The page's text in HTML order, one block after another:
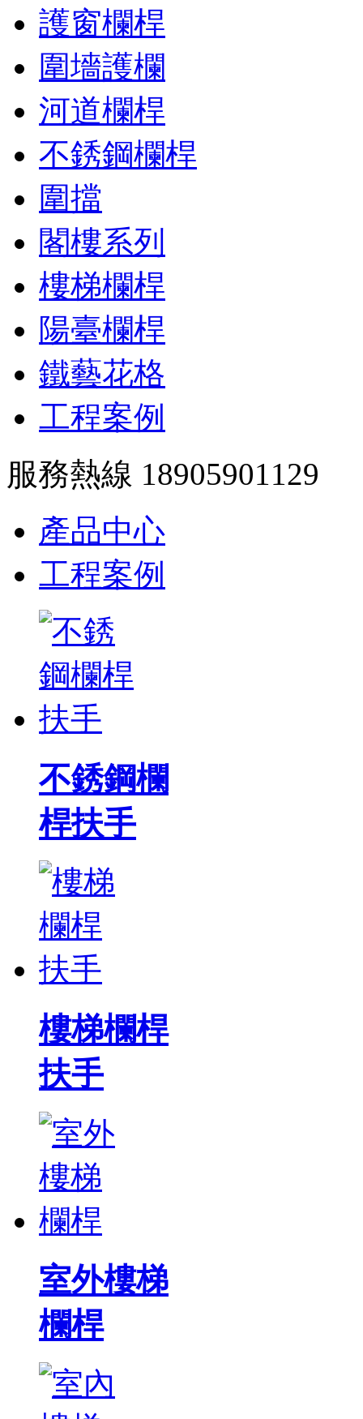
護窗欄桿
圍墻護欄
河道欄桿
不銹鋼欄桿
圍擋
閣樓系列
樓梯欄桿
陽臺欄桿
鐵藝花格
工程案例
服務熱線 18905901129
產品中心
工程案例
不銹鋼欄
桿扶手
樓梯欄桿
扶手
室外樓梯
欄桿